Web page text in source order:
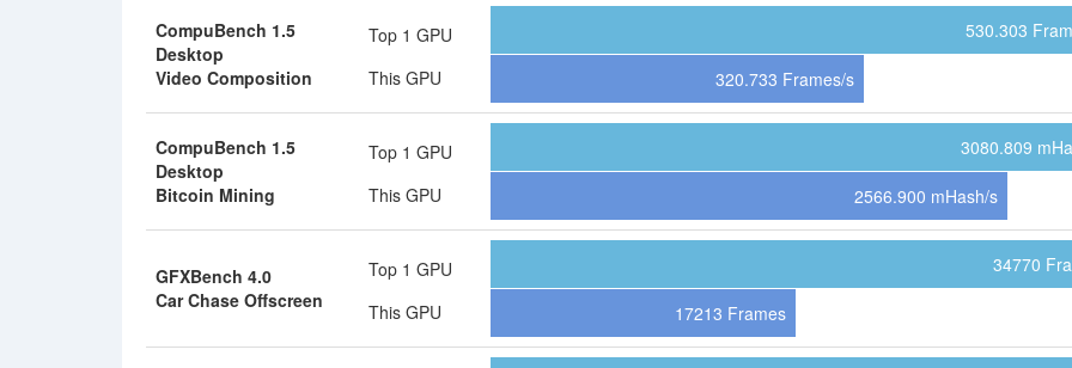
CompuBench 1.5
Desktop
Video Composition
Top 1 GPU
This GPU
530.303
320.733 Frames/s
CompuBench 1.5
Desktop
Bitcoin Mining
Top 1 GPU
This GPU
3080.809
2566.900 mHash/s
GFXBench 4.0
Car Chase Offscreen
Top 1 GPU
This GPU
34770
17213 Frames